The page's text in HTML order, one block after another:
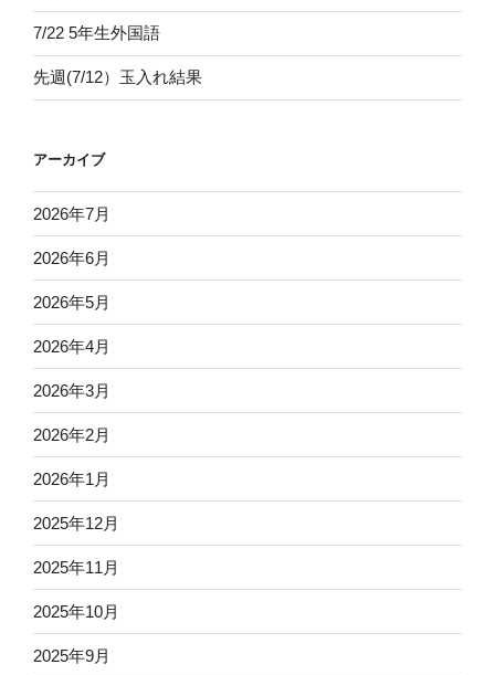
7/22 5年生外国語
先週(7/12）玉入れ結果
アーカイブ
2026年7月
2026年6月
2026年5月
2026年4月
2026年3月
2026年2月
2026年1月
2025年12月
2025年11月
2025年10月
2025年9月